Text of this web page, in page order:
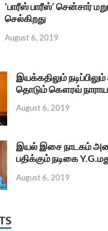
‘பாரீஸ் பாரீஸ்’ சென்சார்
செல்கிறது
August 6, 2019
இயக்கதிலும்
தொடும் கௌரவ்
August 6, 2019
இயல் இசை நாடகம்
பதிக்கும் நடிகை
August 6, 2019